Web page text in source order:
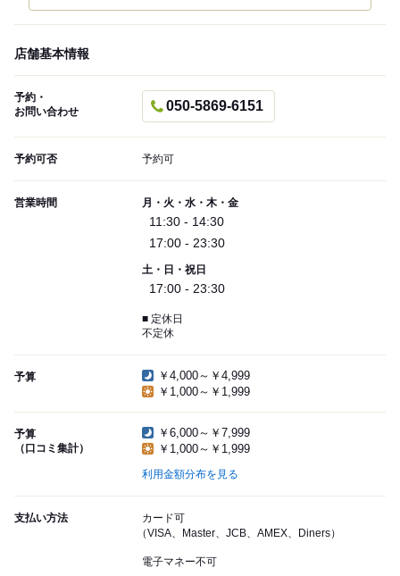
店舗基本情報
予約・
お問い合わせ
050-5869-6151
予約可否 予約可
営業時間 月・火・水・木・金
11:30 - 14:30
17:00 - 23:30
土・日・祝日
17:00 - 23:30
■ 定休日
不定休
予算
￥4,000～￥4,999
￥1,000～￥1,999
予算
（口コミ集計）
￥6,000～￥7,999
￥1,000～￥1,999
利用金額分布を見る
支払い方法
カード可
（VISA、Master、JCB、AMEX、Diners）
電子マネー不可